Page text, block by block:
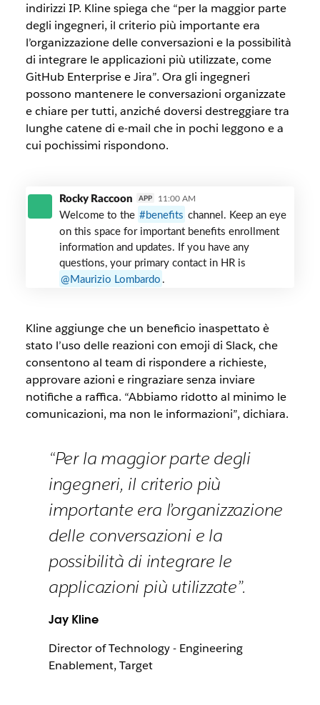
indirizzi IP. Kline spiega che “per la maggior parte
degli ingegneri, il criterio più importante era
l’organizzazione delle conversazioni e la possibilità
di integrare le applicazioni più utilizzate, come
GitHub Enterprise e Jira”. Ora gli ingegneri
possono mantenere le conversazioni organizzate
e chiare per tutti, anziché doversi destreggiare tra
lunghe catene di e-mail che in pochi leggono e a
cui pochissimi rispondono.
Target
Engineering
Rocky Raccoon APP 11:00 AM
Welcome to the benefits channel. Keep an eye
on this space for important benefits enrollment
information and updates. If you have any
questions, your primary contact in HR is
Maurizio Lombardo .
Kline aggiunge che un beneficio inaspettato è
stato l’uso delle reazioni con emoji di Slack, che
consentono al team di rispondere a richieste,
approvare azioni e ringraziare senza inviare
notifiche a raffica. “Abbiamo ridotto al minimo le
comunicazioni, ma non le informazioni”, dichiara.
“Per la maggior parte degli
ingegneri, il criterio più
importante era l’organizzazione
delle conversazioni e la
possibilità di integrare le
applicazioni più utilizzate”.
Jay Kline
Director of Technology - Engineering
Enablement, Target